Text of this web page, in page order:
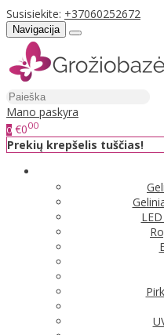
Susisiekite: +37060252672
Navigacija
Mano paskyra
0 €000
Prekių krepšelis tuščias!